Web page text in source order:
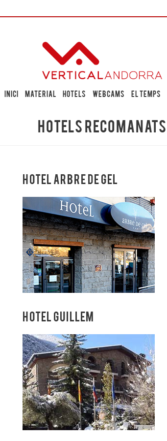
Inici Material Hotels Webcams El temps
HOTELS RECOMANATS
HOTEL ARBRE DE GEL
HOTEL GUILLEM